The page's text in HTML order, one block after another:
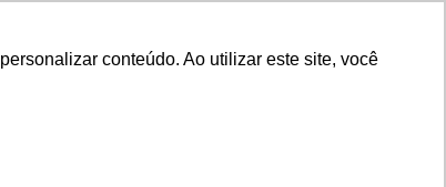
conteúdo. Ao utilizar este site, você